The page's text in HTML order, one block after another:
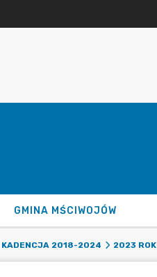
GMINA MŚCIWOJÓW
KADENCJA 2018-2024 2023 ROK